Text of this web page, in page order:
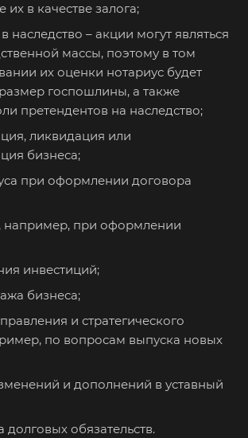
их в качестве залога;
наследство – акции могут являться
массы, поэтому в том
их оценки нотариус будет
госпошлины, а также
претендентов на наследство;
ликвидация или
бизнеса;
при оформлении договора
например, при оформлении
инвестиций;
бизнеса;
и стратегического
по вопросам выпуска новых
и дополнений в уставный
долговых обязательств.